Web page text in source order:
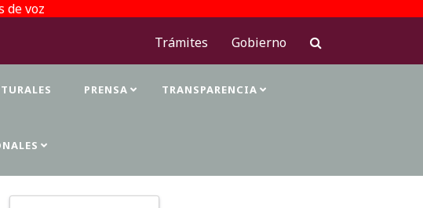
de voz
Trámites
Gobierno
PRENSA TRANSPARENCIA